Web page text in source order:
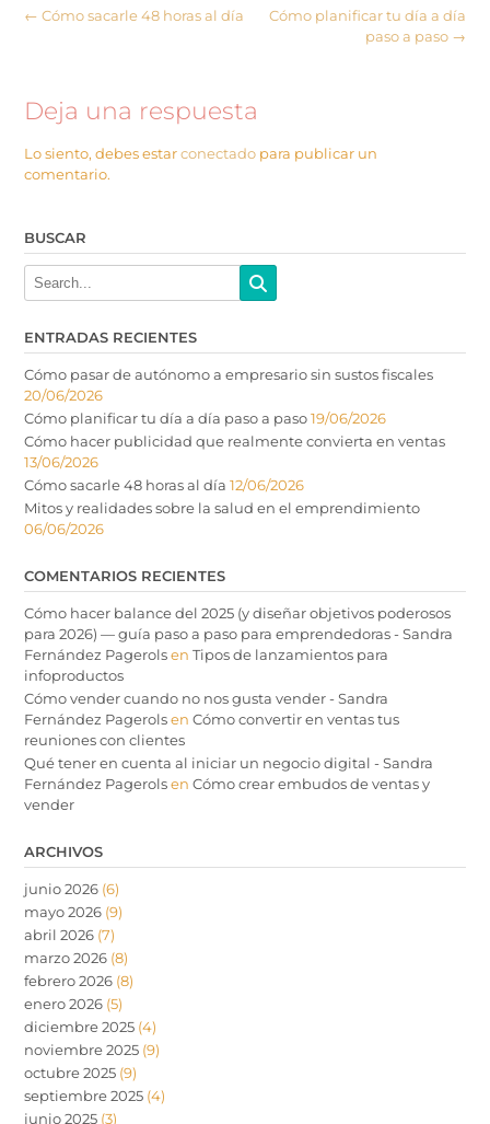
← Cómo sacarle 48 horas al día
Cómo planificar tu día a día
paso a paso →
Deja una respuesta
Lo siento, debes estarconectado para publicar un
comentario.
BUSCAR
ENTRADAS RECIENTES
Cómo pasar de autónomo a empresario sin sustos fiscales
20/06/2026
Cómo planificar tu día a día paso a paso19/06/2026
Cómo hacer publicidad que realmente convierta en ventas
13/06/2026
Cómo sacarle 48 horas al día 12/06/2026
Mitos y realidades sobre la salud en el emprendimiento
06/06/2026
COMENTARIOS RECIENTES
Cómo hacer balance del 2025 (y diseñar objetivos poderosos
para 2026) — guía paso a paso para emprendedoras - Sandra
Fernández Pagerolsen Tipos de lanzamientos para
infoproductos
Cómo vender cuando no nos gusta vender - Sandra
Fernández Pagerolsen Cómo convertir en ventas tus
reuniones con clientes
Qué tener en cuenta al iniciar un negocio digital - Sandra
Fernández Pagerolsen Cómo crear embudos de ventas y
vender
ARCHIVOS
junio 2026 (6)
mayo 2026 (9)
abril 2026 (7)
marzo 2026 (8)
febrero 2026 (8)
enero 2026 (5)
diciembre 2025 (4)
noviembre 2025 (9)
octubre 2025 (9)
septiembre 2025 (4)
junio 2025 (3)